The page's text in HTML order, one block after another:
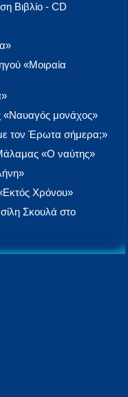
Βιβλίο - CD
«Μοιραία
«Ναυαγός μονάχος»
τον Έρωτα σήμερα;»
«Ο ναύτης»
Χρόνου»
Σκουλά στο